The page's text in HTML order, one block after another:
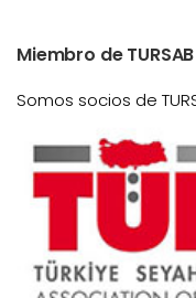
Miembro de TURSAB
Somos socios de